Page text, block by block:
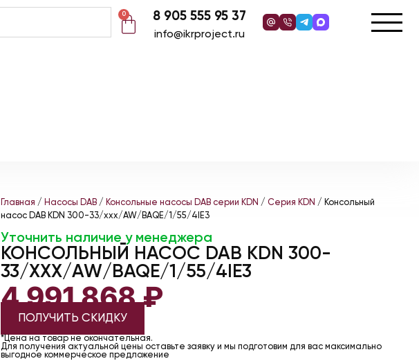
0 8 905 555 95 37
info@ikrproject.ru
Главная / Насосы DAB/ Консольные насосы DAB серии KDN / Серия KDN / Консольный
насос DAB KDN 300-33/xxx/AW/BAQE/1/55/4IE3
Уточнить наличие у менеджера
КОНСОЛЬНЫЙ НАСОС DAB KDN 300-
33/XXX/AW/BAQE/1/55/4IE3
4 991 868₽
ПОЛУЧИТЬ СКИДКУ
*Цена на товар не окончательная.
Для получения актуальной цены оставьте заявку и мы подготовим для вас максимально
выгодное коммерческое предложение